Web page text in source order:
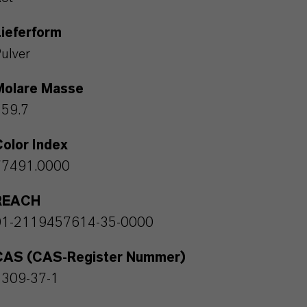
Masse
Index
2119457614-35-0000
(CAS-Register Nummer)
37-1